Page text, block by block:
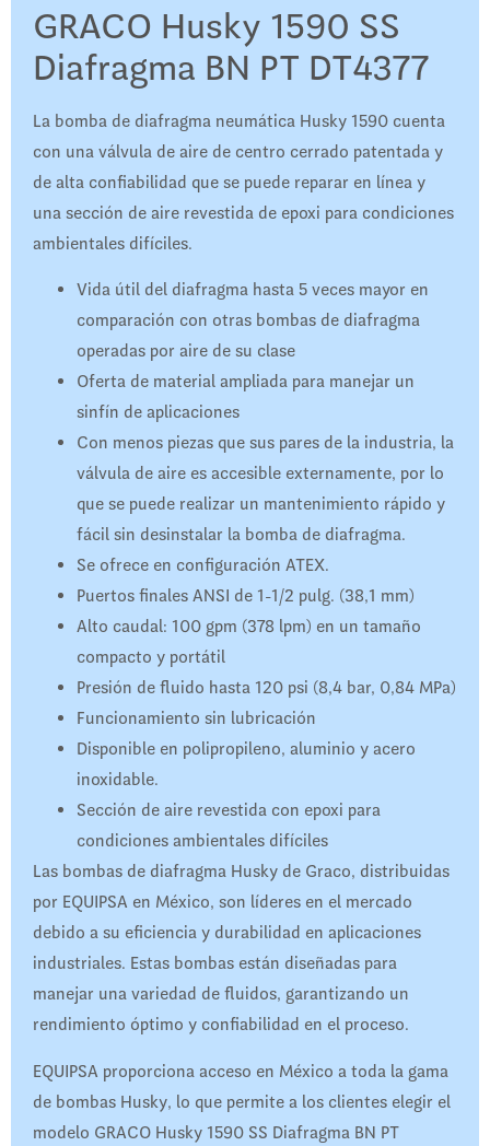
GRACO Husky 1590 SS
Diafragma BN PT DT4377
La bomba de diafragma neumática Husky 1590 cuenta
con una válvula de aire de centro cerrado patentada y
de alta confiabilidad que se puede reparar en línea y
una sección de aire revestida de epoxi para condiciones
ambientales difíciles.
Vida útil del diafragma hasta 5 veces mayor en
comparación con otras bombas de diafragma
operadas por aire de su clase
Oferta de material ampliada para manejar un
sinfín de aplicaciones
Con menos piezas que sus pares de la industria, la
válvula de aire es accesible externamente, por lo
que se puede realizar un mantenimiento rápido y
fácil sin desinstalar la bomba de diafragma.
Se ofrece en configuración ATEX.
Puertos finales ANSI de 1-1/2 pulg. (38,1 mm)
Alto caudal: 100 gpm (378 lpm) en un tamaño
compacto y portátil
Presión de fluido hasta 120 psi (8,4 bar, 0,84 MPa)
Funcionamiento sin lubricación
Disponible en polipropileno, aluminio y acero
inoxidable.
Sección de aire revestida con epoxi para
condiciones ambientales difíciles
Las bombas de diafragma Husky de Graco, distribuidas
por EQUIPSA en México, son líderes en el mercado
debido a su eficiencia y durabilidad en aplicaciones
industriales. Estas bombas están diseñadas para
manejar una variedad de fluidos, garantizando un
rendimiento óptimo y confiabilidad en el proceso.
EQUIPSA proporciona acceso en México a toda la gama
de bombas Husky, lo que permite a los clientes elegir el
modelo GRACO Husky 1590 SS Diafragma BN PT